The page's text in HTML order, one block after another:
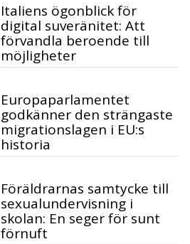
Italiens ögonblick för
digital suveränitet: Att
förvandla beroende till
möjligheter
Europaparlamentet
godkänner den strängaste
migrationslagen i EU:s
historia
Föräldrarnas samtycke till
sexualundervisning i
skolan: En seger för sunt
förnuft